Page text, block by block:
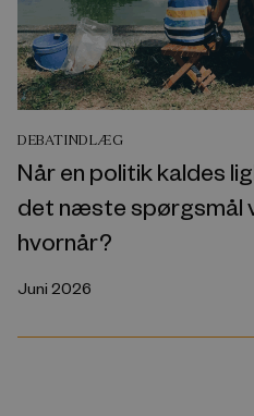
DEBATINDLÆG
Når en politik kaldes
det næste spørgsmål
hvornår?
Juni 2026